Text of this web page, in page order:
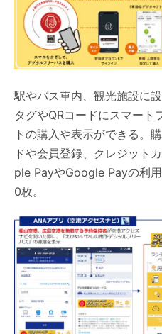
駅やバス車内、観光施設に
タグやQRコードにスマート
トの購入や表示ができる。
ドや会員登録、クレジット
ple PayやGoogle Payの利
0枚。